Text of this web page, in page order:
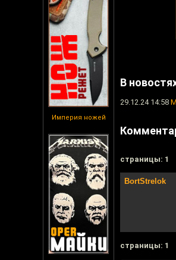
Империя ножей
В
29.12.24 14:58
cтраницы: 1
BortStrelok
cтраницы: 1